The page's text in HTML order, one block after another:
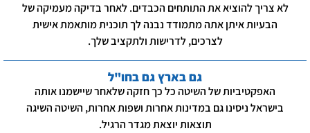
לא צריך להוציא את התותחים הכבדים. לאחר בדיקה מעמיקה של
הבעיות איתן אתה מתמודד נבנה לך תוכנית מותאמת אישית
לצרכים, לדרישות ולתקציב שלך.
גם בארץ גם בחו"ל
האפקטיביות של השיטה כל כך חזקה שלאחר שיישמנו אותה
בישראל ניסינו גם במדינות אחרות ושפות אחרות, השיטה השיגה
תוצאות יוצאת מגדר הרגיל.